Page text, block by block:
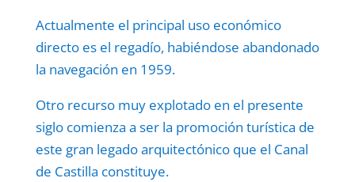
Actualmente el principal uso económico
directo es el regadío, habiéndose abandonado
la navegación en 1959.
Otro recurso muy explotado en el presente
siglo comienza a ser la promoción turística de
este gran legado arquitectónico que el Canal
de Castilla constituye.